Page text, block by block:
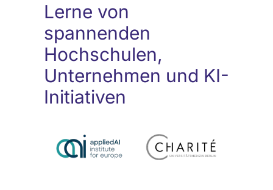
Lerne von
spannenden
Hochschulen,
Unternehmen und KI-
Initiativen